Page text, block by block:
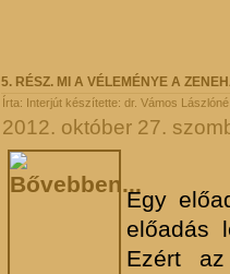
5. RÉSZ. MI A VÉLEMÉNYE A
Írta: Interjút készítette: dr. Vámos
2012. október 27.
Egy
előadás
Ezért